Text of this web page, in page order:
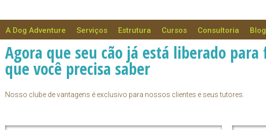
A Dog Adventure Serviços Estrutura Cursos Consultoria Blog
Agora que seu cão já está liberado
que você precisa saber
Nosso clube de vantagens é exclusivo para nossos clientes e seus tutores.